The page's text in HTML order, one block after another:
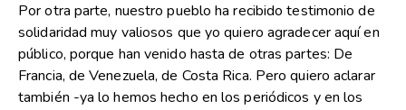
Por otra parte, nuestro pueblo ha recibido testimonio de
solidaridad muy valiosos que yo quiero agradecer aquí en
público, porque han venido hasta de otras partes: De
Francia, de Venezuela, de Costa Rica. Pero quiero aclarar
también -ya lo hemos hecho en los periódicos y en los